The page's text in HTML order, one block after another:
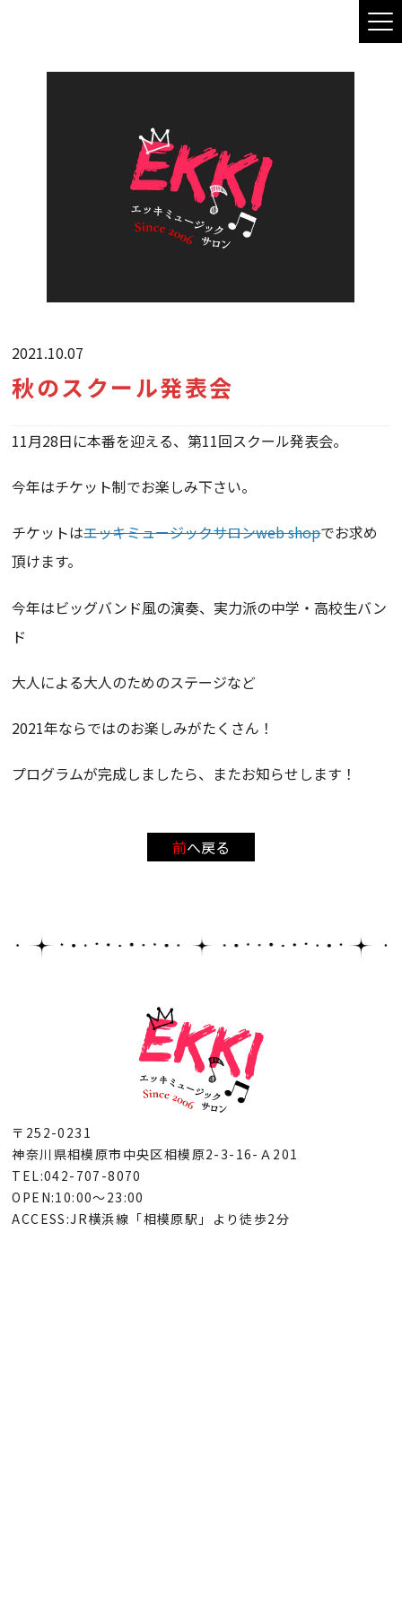
2021.10.07
秋のスクール発表会
11月28日に本番を迎える、第11回スクール発表会。
今年はチケット制でお楽しみ下さい。
チケットはエッキミュージックサロンweb shopでお求め
頂けます。
今年はビッグバンド風の演奏、実力派の中学・高校生バン
ド
大人による大人のためのステージなど
2021年ならではのお楽しみがたくさん！
プログラムが完成しましたら、またお知らせします！
前へ戻る
〒252-0231
神奈川県相模原市中央区相模原2-3-16-Ａ201
TEL:042-707-8070
OPEN:10:00～23:00
ACCESS:JR横浜線「相模原駅」より徒歩2分